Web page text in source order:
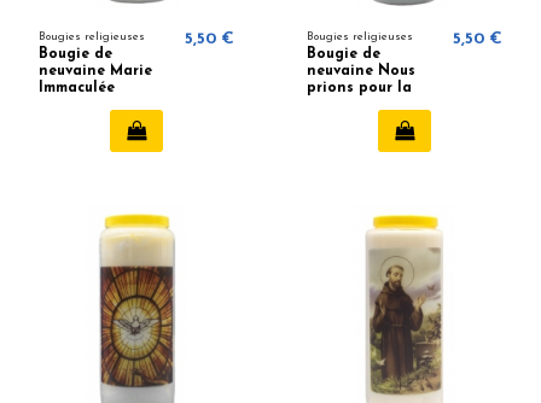
Bougies religieuses
Bougie de
neuvaine Marie
Immaculée
5,50 € Bougies religieuses
Bougie de
neuvaine Nous
prions pour la
5,50 €